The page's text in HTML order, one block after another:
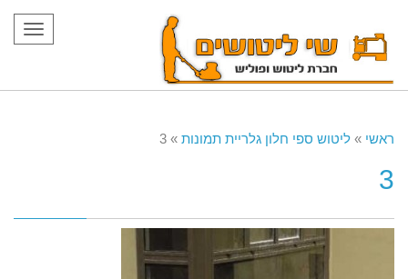
ראשי » ליטוש ספי חלון גלריית תמונות »
3
3